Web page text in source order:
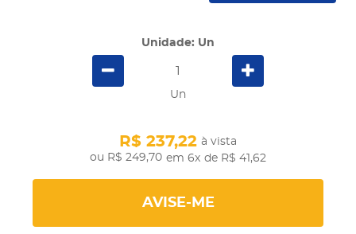
Unidade: Un
Un
R$ 249,70
R$ 237,22 à vista
em 6x de R$ 41,62
AVISE-ME